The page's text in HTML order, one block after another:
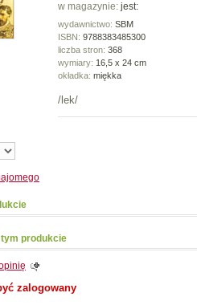
w magazynie: jest:
wydawnictwo: SBM
ISBN: 9788383485300
liczba stron: 368
wymiary: 16,5 x 24 cm
okładka: miękka
/lek/
produkcie
zalogowany